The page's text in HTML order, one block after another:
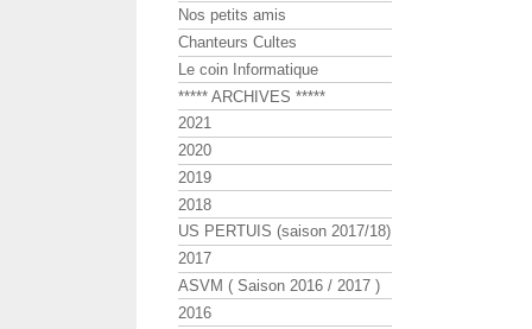
Nos petits amis
Chanteurs Cultes
Le coin Informatique
***** ARCHIVES *****
2021
2020
2019
2018
US PERTUIS (saison 2017/18)
2017
ASVM ( Saison 2016 / 2017 )
2016